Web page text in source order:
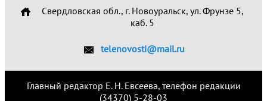
Свердловская обл., г. Новоуральск, ул. Фрунзе 5,
каб. 5
telenovosti@mail.ru
Главный редактор Е. Н. Евсеева, телефон редакции
(34370) 5-28-03